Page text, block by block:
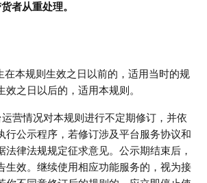
者从重处理。
本规则生效之日以前的，适用当时的规
效之日以后的，适用本规则。
营情况对本规则进行不定期修订，并依
行公示程序，若修订涉及平台服务协议和
法律法规规定征求意见。公示期结束后，
生效。继续使用相应功能服务的，视为接